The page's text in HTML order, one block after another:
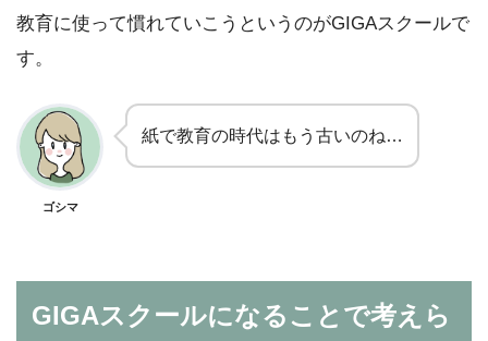
教育に使って慣れていこうというのがGIGAスクールで
す。
ゴシマ
紙で教育の時代はもう古いのね…
GIGAスクールになることで考えら